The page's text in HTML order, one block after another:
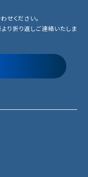
せください。
り折り返しご連絡いたしま